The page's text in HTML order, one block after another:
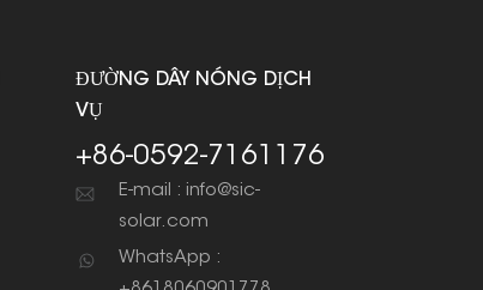
ĐƯỜNG DÂY NÓNG DỊCH
VỤ
+86-0592-7161176
E-mail : info@sic-
solar.com
WhatsApp :